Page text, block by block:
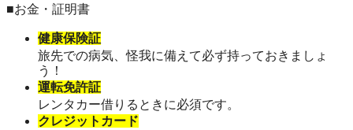
■お金・証明書
健康保険証
旅先での病気、怪我に備えて必ず持っておきましょ
う！
運転免許証
レンタカー借りるときに必須です。
クレジットカード